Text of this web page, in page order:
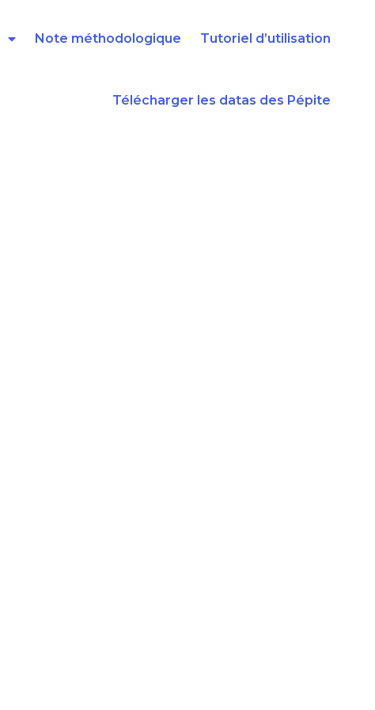
Note méthodologique Tutoriel d’utilisation
Télécharger les datas des Pépite